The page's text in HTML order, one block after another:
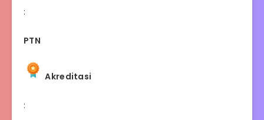
:
PTN
Akreditasi
: